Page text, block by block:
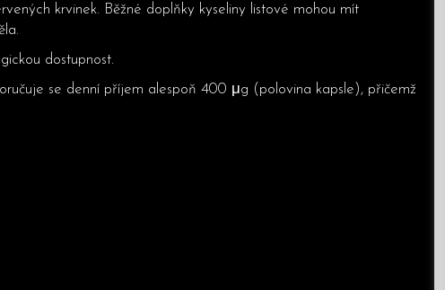
krvinek. Běžné doplňky kyseliny listové mohou mít
dostupnost.
se denní příjem alespoň 400 μg (polovina kapsle), přičemž